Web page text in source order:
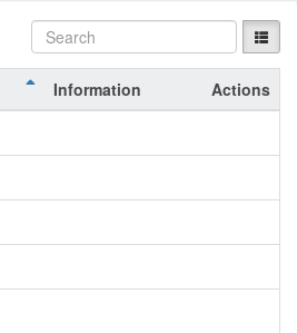
Information
Actions